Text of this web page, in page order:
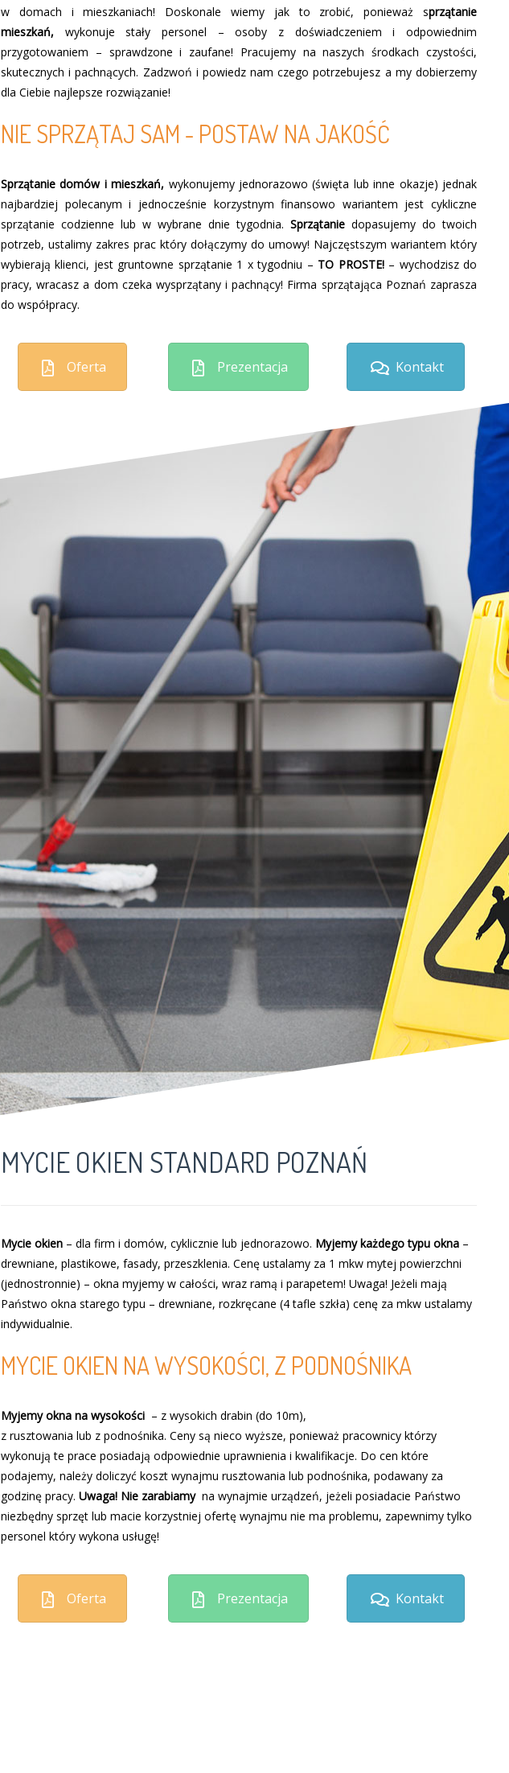
w domach i mieszkaniach! Doskonale wiemy jak to zrobić, ponieważ sprzątanie
mieszkań, wykonuje stały personel – osoby z doświadczeniem i odpowiednim
przygotowaniem – sprawdzone i zaufane! Pracujemy na naszych środkach czystości,
skutecznych i pachnących. Zadzwoń i powiedz nam czego potrzebujesz a my dobierzemy
dla Ciebie najlepsze rozwiązanie!
NIE SPRZĄTAJ SAM - POSTAW NA JAKOŚĆ
Sprzątanie domów i mieszkań, wykonujemy jednorazowo (święta lub inne okazje) jednak
najbardziej polecanym i jednocześnie korzystnym finansowo wariantem jest cykliczne
sprzątanie codzienne lub w wybrane dnie tygodnia. Sprzątanie dopasujemy do twoich
potrzeb, ustalimy zakres prac który dołączymy do umowy! Najczęstszym wariantem który
wybierają klienci, jest gruntowne sprzątanie 1 x tygodniu – TO PROSTE!– wychodzisz do
pracy, wracasz a dom czeka wysprzątany i pachnący! Firma sprzątająca Poznań zaprasza
do współpracy.
Oferta Prezentacja Kontakt
MYCIE OKIEN STANDARD POZNAŃ
Mycie okien – dla firm i domów, cyklicznie lub jednorazowo. Myjemy każdego typu okna –
drewniane, plastikowe, fasady, przeszklenia. Cenę ustalamy za 1 mkw mytej powierzchni
(jednostronnie) – okna myjemy w całości, wraz ramą i parapetem! Uwaga! Jeżeli mają
Państwo okna starego typu – drewniane, rozkręcane (4 tafle szkła) cenę za mkw ustalamy
indywidualnie.
MYCIE OKIEN NA WYSOKOŚCI, Z PODNOŚNIKA
Myjemy okna na wysokości – z wysokich drabin (do 10m),
z rusztowania lub z podnośnika. Ceny są nieco wyższe, ponieważ pracownicy którzy
wykonują te prace posiadają odpowiednie uprawnienia i kwalifikacje. Do cen które
podajemy, należy doliczyć koszt wynajmu rusztowania lub podnośnika, podawany za
godzinę pracy. Uwaga! Nie zarabiamy na wynajmie urządzeń, jeżeli posiadacie Państwo
niezbędny sprzęt lub macie korzystniej ofertę wynajmu nie ma problemu, zapewnimy tylko
personel który wykona usługę!
Oferta Prezentacja Kontakt